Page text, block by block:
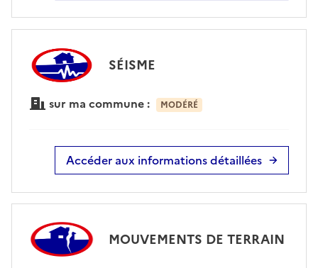
SÉISME
sur ma commune : MODÉRÉ
Accéder aux informations détaillées
MOUVEMENTS DE TERRAIN